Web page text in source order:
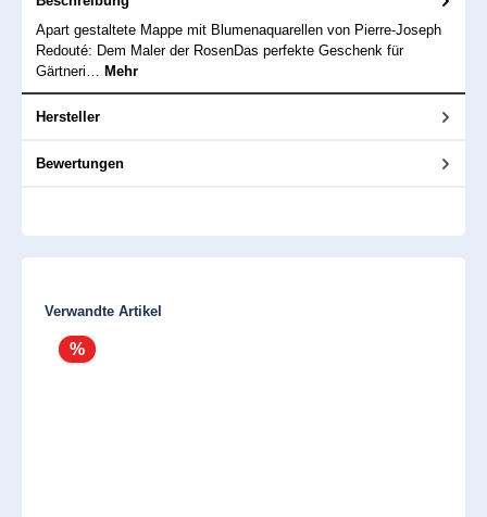
Apart gestaltete Mappe mit Blumenaquarellen von Pierre-Joseph
Redouté: Dem Maler der RosenDas perfekte Geschenk für
Gärtneri… Mehr
Hersteller
Bewertungen
Produktgalerie überspringen
Verwandte Artikel
%